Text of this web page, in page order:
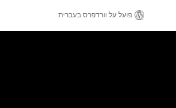
פועל על וורדפרס בעברית